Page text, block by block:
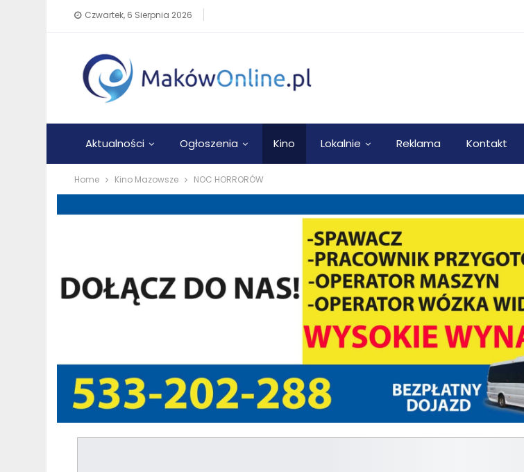
Czwartek, 6 Sierpnia 2026
Aktualności Ogłoszenia Kino Lokalnie Reklama Kontakt
Home Kino Mazowsze NOC HORRORÓW